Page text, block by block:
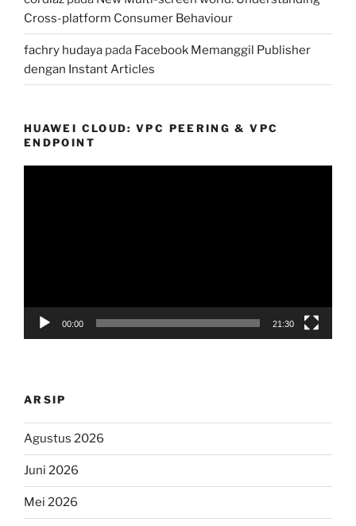
Cross-platform Consumer Behaviour
fachry hudaya pada Facebook Memanggil Publisher
dengan Instant Articles
HUAWEI CLOUD: VPC PEERING & VPC
ENDPOINT
00:00 21:30
ARSIP
Agustus 2026
Juni 2026
Mei 2026